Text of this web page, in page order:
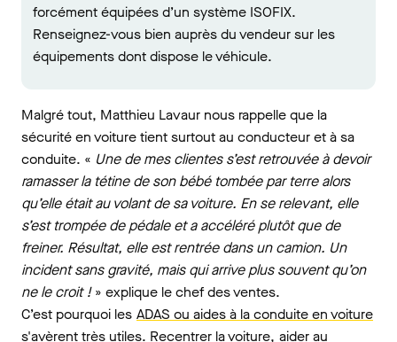
forcément équipées d’un système ISOFIX.
Renseignez-vous bien auprès du vendeur sur les
équipements dont dispose le véhicule.
Malgré tout, Matthieu Lavaur nous rappelle que la
sécurité en voiture tient surtout au conducteur et à sa
conduite. « Une de mes clientes s’est retrouvée à devoir
ramasser la tétine de son bébé tombée par terre alors
qu’elle était au volant de sa voiture. En se relevant, elle
s’est trompée de pédale et a accéléré plutôt que de
freiner. Résultat, elle est rentrée dans un camion. Un
incident sans gravité, mais qui arrive plus souvent qu’on
ne le croit !» explique le chef des ventes.
C’est pourquoi les ADAS ou aides à la conduite en voiture
s'avèrent très utiles. Recentrer la voiture, aider au